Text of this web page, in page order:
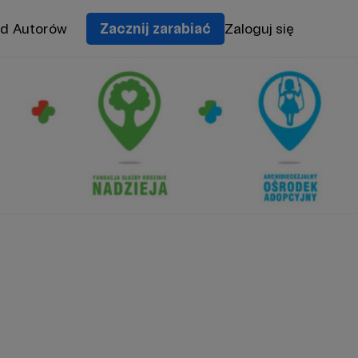
Autorów Zacznij zarabiać Zaloguj się